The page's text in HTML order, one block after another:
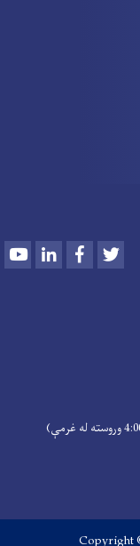
YoutubeLinkedInFacebook
Copyright